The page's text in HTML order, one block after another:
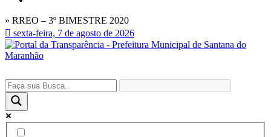
» RREO – 3º BIMESTRE 2020
sexta-feira, 7 de agosto de 2026